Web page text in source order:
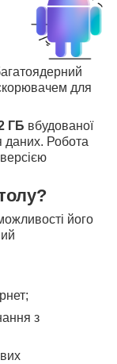
для
ГБ вбудованої
даних. Робота
його
з